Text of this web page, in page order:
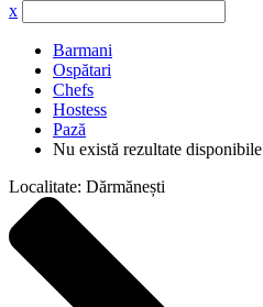
x
Barmani
Ospătari
Chefs
Hostess
Pază
Nu există rezultate disponibile
Localitate: Dărmănești